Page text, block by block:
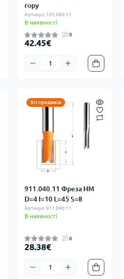
гору
Артикул: 191.080.11
В наявності
0
42.45€
Хіт продажів
911.040.11 Фреза HM
D=4 I=10 L=45 S=8
Артикул: 911.040.11
В наявності
0
28.38€